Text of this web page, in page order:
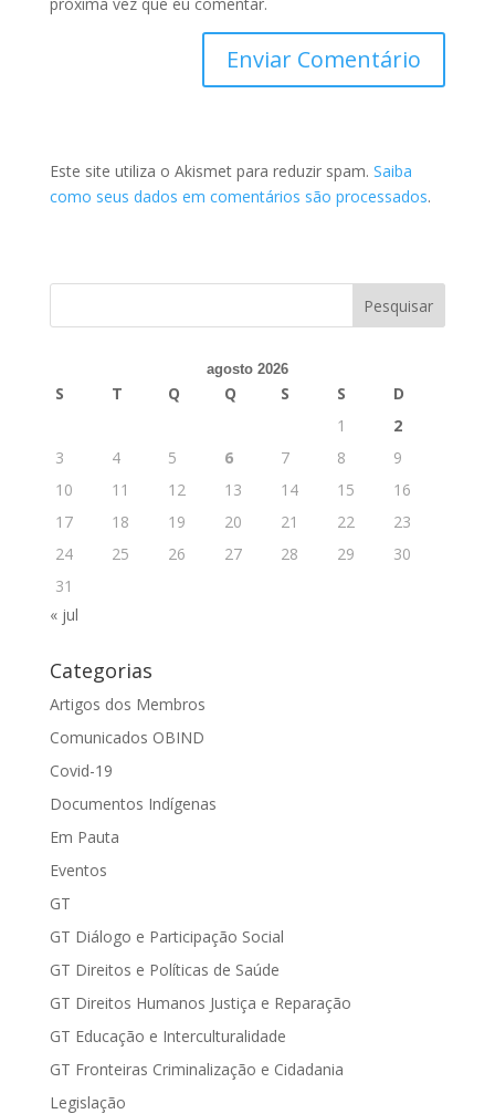
Este site utiliza o Akismet para reduzir spam. Saiba
como seus dados em comentários são processados.
agosto 2026
S T Q Q S S
D
1
2
3
4 5 6 7 8
9
10
11 12 13 14 15
16
17
18 19 20 21 22
23
24
25 26 27 28 29
30
31
« jul
Categorias
Artigos dos Membros
Comunicados OBIND
Covid-19
Documentos Indígenas
Em Pauta
Eventos
GT
GT Diálogo e Participação Social
GT Direitos e Políticas de Saúde
GT Direitos Humanos Justiça e Reparação
GT Educação e Interculturalidade
GT Fronteiras Criminalização e Cidadania
Legislação